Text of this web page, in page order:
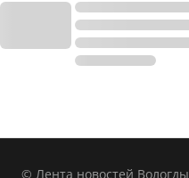
© Лента новостей Вологды